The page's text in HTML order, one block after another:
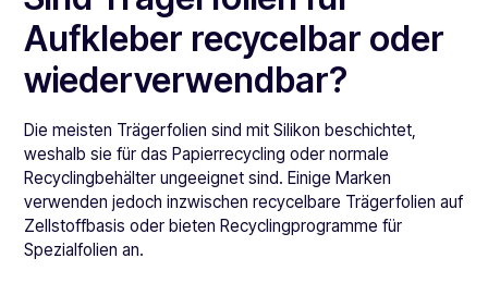
Aufkleber recycelbar oder
wiederverwendbar?
Die meisten Trägerfolien sind mit Silikon beschichtet,
weshalb sie für das Papierrecycling oder normale
Recyclingbehälter ungeeignet sind. Einige Marken
verwenden jedoch inzwischen recycelbare Trägerfolien auf
Zellstoffbasis oder bieten Recyclingprogramme für
Spezialfolien an.